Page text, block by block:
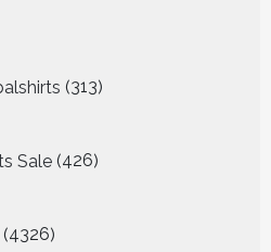
313
producten
Sale 426
426
producten
4326
producten